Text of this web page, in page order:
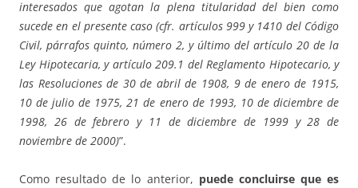
interesados que agotan la plena titularidad del bien como
sucede en el presente caso (cfr. artículos 999 y 1410 del Código
Civil, párrafos quinto, número 2, y último del artículo 20 de la
Ley Hipotecaria, y artículo 209.1 del Reglamento Hipotecario, y
las Resoluciones de 30 de abril de 1908, 9 de enero de 1915,
10 de julio de 1975, 21 de enero de 1993, 10 de diciembre de
1998, 26 de febrero y 11 de diciembre de 1999 y 28 de
noviembre de 2000)”.
Como resultado de lo anterior, puede concluirse que es